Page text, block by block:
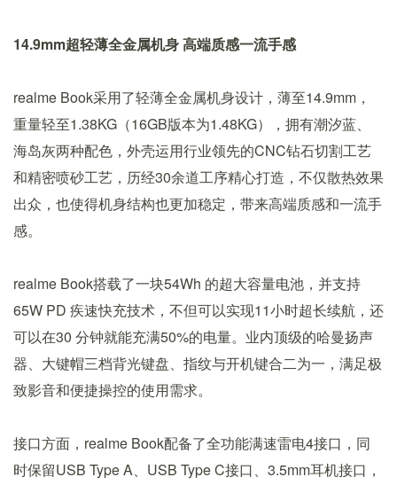
14.9mm超轻薄全金属机身 高端质感一流手感
realme Book采用了轻薄全金属机身设计，薄至14.9mm，
重量轻至1.38KG（16GB版本为1.48KG），拥有潮汐蓝、
海岛灰两种配色，外壳运用行业领先的CNC钻石切割工艺
和精密喷砂工艺，历经30余道工序精心打造，不仅散热效果
出众，也使得机身结构也更加稳定，带来高端质感和一流手
感。
realme Book搭载了一块54Wh 的超大容量电池，并支持
65W PD 疾速快充技术，不但可以实现11小时超长续航，还
可以在30 分钟就能充满50%的电量。业内顶级的哈曼扬声
器、大键帽三档背光键盘、指纹与开机键合二为一，满足极
致影音和便捷操控的使用需求。
接口方面，realme Book配备了全功能满速雷电4接口，同
时保留USB Type A、USB Type C接口、3.5mm耳机接口，